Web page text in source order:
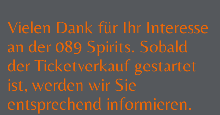
Vielen Dank für Ihr Interesse
an der 089 Spirits. Sobald
der Ticketverkauf gestartet
ist, werden wir Sie
entsprechend informieren.